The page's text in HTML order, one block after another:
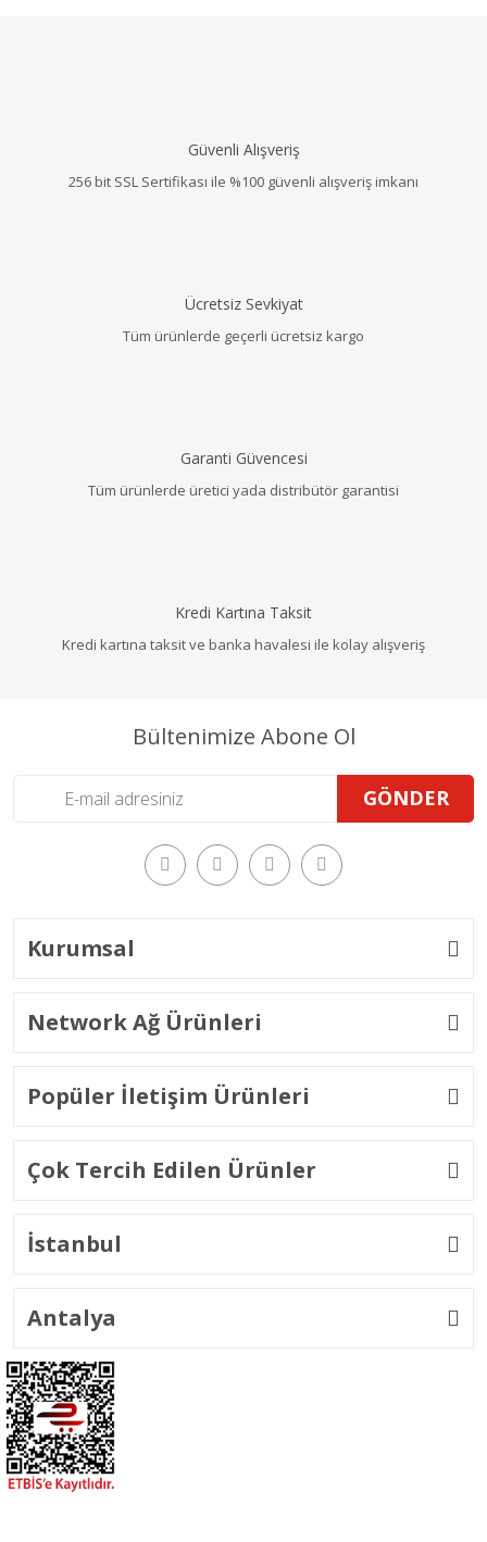
Güvenli Alışveriş
256 bit SSL Sertifikası ile %100 güvenli alışveriş imkanı
Ücretsiz Sevkiyat
Tüm ürünlerde geçerli ücretsiz kargo
Garanti Güvencesi
Tüm ürünlerde üretici yada distribütör garantisi
Kredi Kartına Taksit
Kredi kartına taksit ve banka havalesi ile kolay alışveriş
Bültenimize Abone Ol
GÖNDER
Kurumsal
Network Ağ Ürünleri
Popüler İletişim Ürünleri
Çok Tercih Edilen Ürünler
İstanbul
Antalya